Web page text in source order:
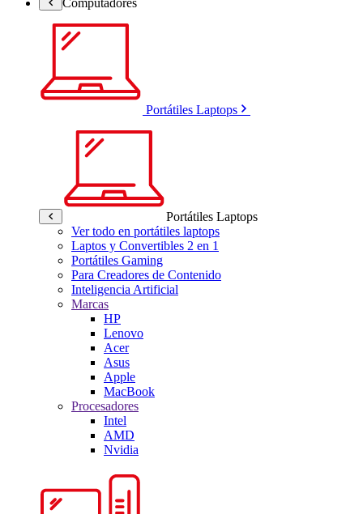
Portátiles Laptops
Portátiles Laptops
Ver todo en portátiles laptops
Laptos y Convertibles 2 en 1
Portátiles Gaming
Para Creadores de Contenido
Inteligencia Artificial
Marcas
HP
Lenovo
Acer
Asus
Apple
MacBook
Procesadores
Intel
AMD
Nvidia